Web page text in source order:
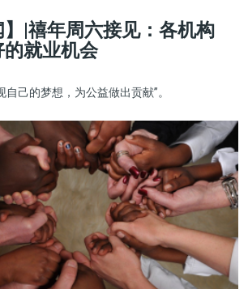
】|禧年周六接见：各机构
就业机会
自己的梦想，为公益做出贡献”。